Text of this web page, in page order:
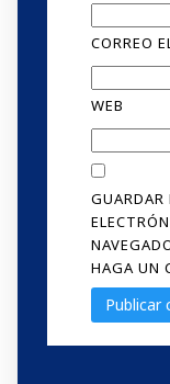
CORREO
WEB
GUARDAR
HAGA UN